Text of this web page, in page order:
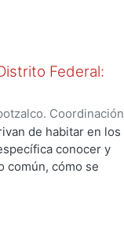
Federal:
Coordinación
de habitar en los
conocer y
común, cómo se